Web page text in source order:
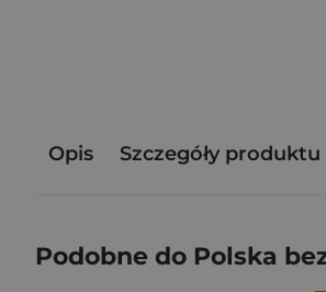
Opis Szczegóły produktu
Podobne do Polska